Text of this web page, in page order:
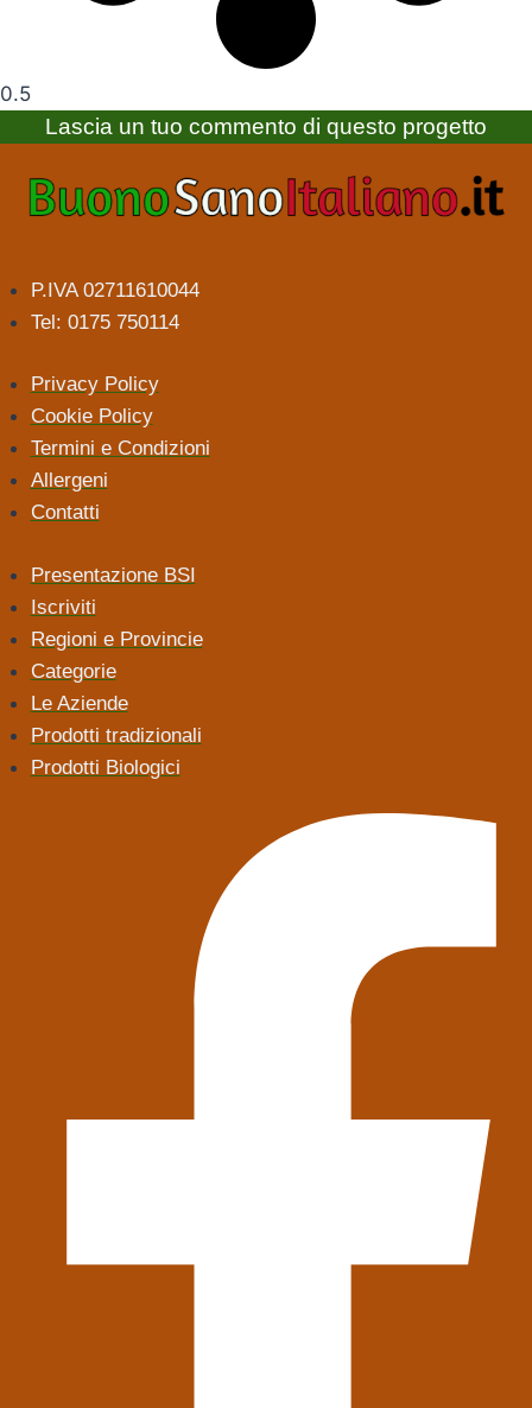
Lascia un tuo commento di questo progetto
P.IVA 02711610044
Tel: 0175 750114
Privacy Policy
Cookie Policy
Termini e Condizioni
Allergeni
Contatti
Presentazione BSI
Iscriviti
Regioni e Provincie
Categorie
Le Aziende
Prodotti tradizionali
Prodotti Biologici